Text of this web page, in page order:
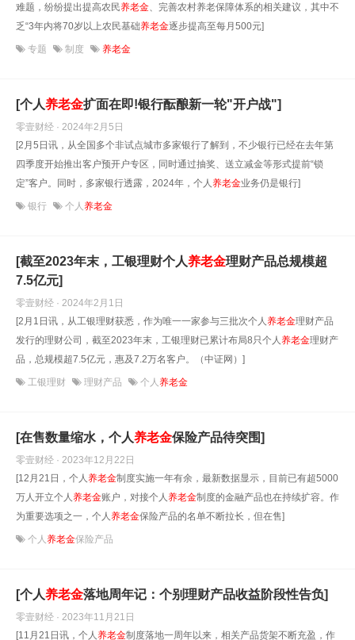
难题，纷纷提出提高农民养老金、完善农村养老保障体系的相关建议，其中不
乏“3年内将70岁以上农民基础养老金逐步提高至每月500元]
专题 制度 养老金
[个人养老金扩面在即!银行酝酿新一轮"开户战"]
零壹财经 · 2024年2月5日
[2月5日讯，从全国多个非试点城市多家银行了解到，不少银行已经在去年第
四季度开始推出客户预开户专区，同时通过抽奖、送立减金等形式提前“锁
定”客户。同时，多家银行透露，2024年，个人养老金业务仍是银行]
银行 个人养老金
[截至2023年末，工银理财个人养老金理财产品总规模超
7.5亿元]
零壹财经 · 2024年2月1日
[2月1日讯，从工银理财获悉，作为唯一一家参与三批次个人养老金理财产品
发行的理财公司，截至2023年末，工银理财已累计布局8只个人养老金理财产
品，总规模超7.5亿元，惠及7.2万名客户。（中证网）]
工银理财 理财产品 个人养老金
[在售数量缩水，个人养老金保险产品待突围]
零壹财经 · 2023年12月22日
[12月21日，个人养老金制度实施一年有余，最新数据显示，目前已有超5000
万人开立个人养老金账户，对接个人养老金制度的金融产品也在持续扩容。作
为重要选项之一，个人养老金保险产品的名单不断拉长，但在售]
个人养老金保险产品
[个人养老金落地周年记：个别理财产品收益阶段性告负]
零壹财经 · 2023年11月21日
[11月21日讯，个人养老金制度落地一周年以来，相关产品货架不断充盈，作